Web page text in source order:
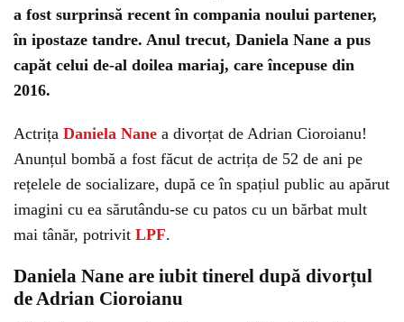
a fost surprinsă recent în compania noului partener,
în ipostaze tandre. Anul trecut, Daniela Nane a pus
capăt celui de-al doilea mariaj, care începuse din
2016.
Actrița Daniela Nane a divorțat de Adrian Cioroianu!
Anunțul bombă a fost făcut de actrița de 52 de ani pe
rețelele de socializare, după ce în spațiul public au apărut
imagini cu ea sărutându-se cu patos cu un bărbat mult
mai tânăr, potrivit LPF.
Daniela Nane are iubit tinerel după divorțul
de Adrian Cioroianu